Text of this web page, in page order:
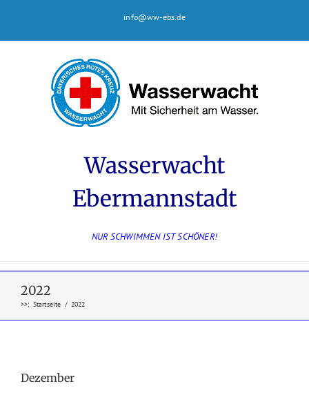
info@ww-ebs.de
Wasserwacht
Ebermannstadt
NUR SCHWIMMEN IST SCHÖNER!
2022
>>: Startseite / 2022
Dezember